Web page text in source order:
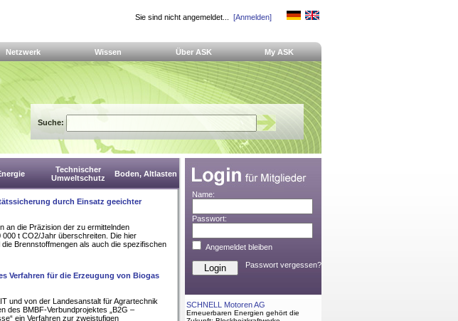
Sie sind nicht angemeldet... [Anmelden]
Netzwerk Wissen Über ASK My ASK
Suche:
Technischer
Umweltschutz
Boden, Altlasten
durch Einsatz geeichter
an die Präzision der zu ermittelnden
000 t CO2/Jahr überschreiten. Die hier
Brennstoffmengen als auch die spezifischen
Verfahren für die Erzeugung von Biogas
und von der Landesanstalt für Agrartechnik
des BMBF-Verbundprojektes „B2G –
ein Verfahren zur zweistufigen
Name:
Passwort:
Angemeldet bleiben
Passwort vergessen?
SCHNELL Motoren AG
Erneuerbaren Energien gehört die